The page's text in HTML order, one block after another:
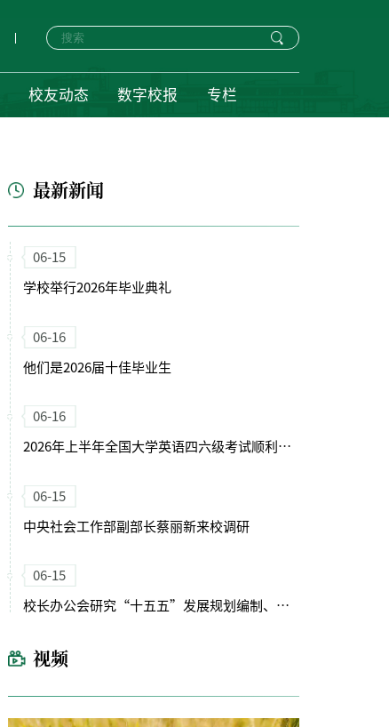
校友动态 数字校报 专栏
最新新闻
06-15
学校举行2026年毕业典礼
06-16
他们是2026届十佳毕业生
06-16
2026年上半年全国大学英语四六级考试顺利举行
06-15
中央社会工作部副部长蔡丽新来校调研
06-15
校长办公会研究“十五五”发展规划编制、科技创新与产业创新深度融合等工作
视频